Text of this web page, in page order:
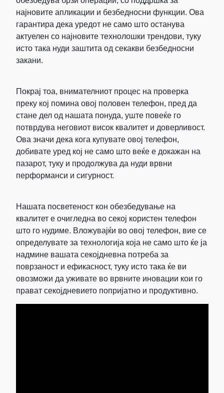
најновите апликации и безбедносни функции. Ова
гарантира дека уредот не само што останува
актуелен со најновите технолошки трендови, туку
исто така нуди заштита од секакви безбедносни
закани.
Покрај тоа, внимателниот процес на проверка
преку кој помина овој половен телефон, пред да
стане дел од нашата понуда, уште повеќе го
потврдува неговиот висок квалитет и доверливост.
Ова значи дека кога купувате овој телефон,
добивате уред кој не само што веќе е докажан на
пазарот, туку и продолжува да нуди врвни
перформанси и сигурност.
Нашата посветеност кон обезбедување на
квалитет е очигледна во секој користен телефон
што го нудиме. Вложувајќи во овој телефон, вие се
определувате за технологија која не само што ќе ја
надмине вашата секојдневна потреба за
поврзаност и ефикасност, туку исто така ќе ви
овозможи да уживате во врвните иновации кои го
прават секојдневието попријатно и продуктивно.